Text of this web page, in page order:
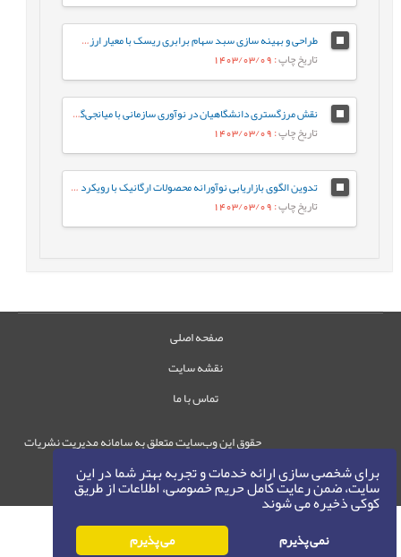
برای شخصی سازی ارائه خدمات و تجربه بهتر شما در این
سایت، ضمن رعایت کامل حریم خصوصی، اطلاعات از طریق
کوکی ذخیره می شوند
نمی پذیرم می پذیرم
طراحی و بهینه سازی سبد سهام برابری ریسک با معیار ارزش در معرض ریسک شرطی
تاریخ چاپ: 1403/03/09
نقش مرزگستری دانشگاهیان در نوآوری سازمانی با میانجی‌گری چابکی سازمانی در دانشکده‌های فنی و مهندسی دانشگاه‌های دولتی شهر تهران
تاریخ چاپ: 1403/03/09
تدوین الگوی بازاریابی نوآورانه محصولات ارگانیک با رویکرد آینده پژوهی
تاریخ چاپ: 1403/03/09
صفحه اصلی
نقشه سایت
تماس با ما
حقوق این وب‌سایت متعلق به سامانه مدیریت نشریات
رایمگ است.
حق نشر ©
1405-1396